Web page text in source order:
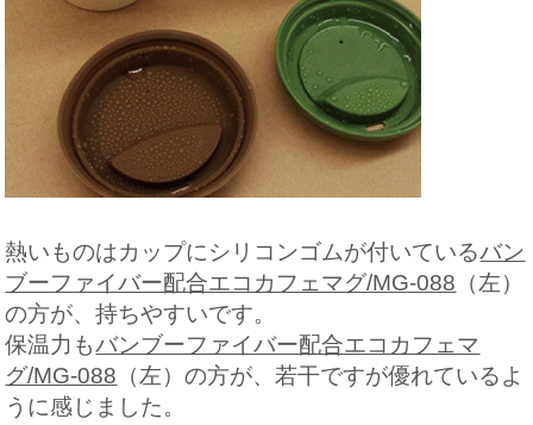
熱いものはカップにシリコンゴムが付いているバン
ブーファイバー配合エコカフェマグ/MG-088 （左）
の方が、持ちやすいです。
保温力もバンブーファイバー配合エコカフェマ
グ/MG-088 （左）の方が、若干ですが優れているよ
うに感じました。